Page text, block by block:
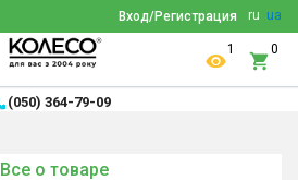
ru ua
Вход/Регистрация
1 0
(050) 364-79-09
Все о товаре